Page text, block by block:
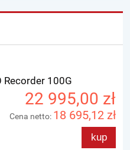
Recorder 100G
22 995,00 zł
Cena netto: 18 695,12 zł
kup